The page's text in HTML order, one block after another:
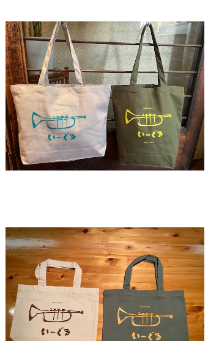
トートバッグ[2026]
¥2,000
トートバッグ(Sサイズ)
¥1,500
SOLD OUT